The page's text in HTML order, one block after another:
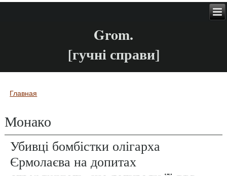
Grom.
[гучні справи]
Вы здесь
Главная
Монако
Убивці бомбістки олігарха
Єрмолаєва на допитах